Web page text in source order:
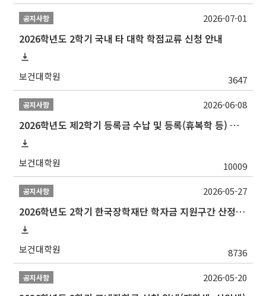
공지사항
2026학년도 2학기 국내 타 대학 학점교류 신청 안내
보건대학원 3647
2026-07-01
공지사항
2026학년도 제2학기 등록금 수납 및 등록(휴복학 등) 일정 안내
보건대학원 10009
2026-06-08
공지사항
2026학년도 2학기 한국장학재단 학자금 지원구간 산정 신청 안내
보건대학원 8736
2026-05-27
공지사항 2026-05-20